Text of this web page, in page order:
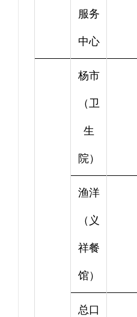
服务
中心
杨市
（卫
生
院）
渔洋
（义
祥餐
馆）
总口